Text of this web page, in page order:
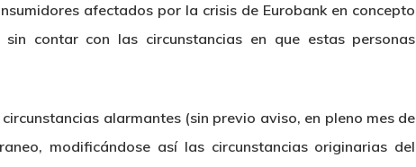
afectados por la crisis de Eurobank en concepto
contar con las circunstancias en que estas personas
alarmantes (sin previo aviso, en pleno mes de
modificándose así las circunstancias originarias del